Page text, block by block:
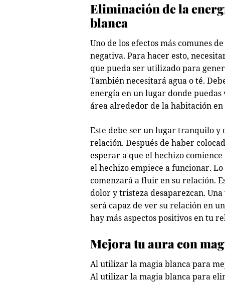
Eliminación de la
blanca
Uno de los efectos más comunes
negativa. Para hacer esto,
que pueda ser utilizado para
También necesitará agua o té.
energía en un lugar donde
área alrededor de la habitación
Este debe ser un lugar tranquilo y
relación. Después de haber
esperar a que el hechizo
el hechizo empiece a funcionar.
comenzará a fluir en su relación.
dolor y tristeza desaparezcan.
será capaz de ver su relación en
hay más aspectos positivos en tu
Mejora tu aura con
Al utilizar la magia blanca para
Al utilizar la magia blanca para